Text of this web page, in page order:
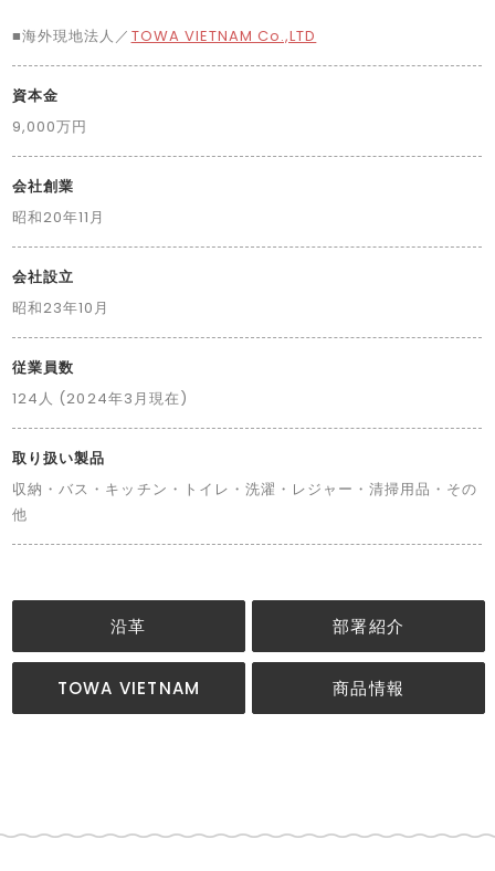
■海外現地法人／ TOWA VIETNAM Co.,LTD
資本金
9,000万円
会社創業
昭和20年11月
会社設立
昭和23年10月
従業員数
124人 (2024年3月現在)
取り扱い製品
収納・バス・キッチン・トイレ・洗濯・レジャー・清掃用品・その
他
沿革 部署紹介
TOWA VIETNAM 商品情報